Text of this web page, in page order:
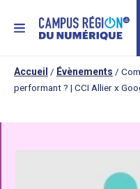
MENU
Accueil / Évènements /
performant ? | CCI Allier x